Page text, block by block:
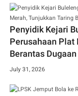
Penyidik Kejari
Perusahaan Plat
Berantas
July 31, 2026